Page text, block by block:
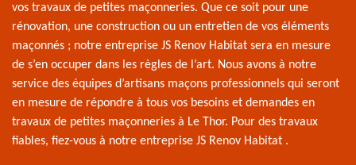
vos travaux de petites maçonneries. Que ce soit pour une
rénovation, une construction ou un entretien de vos éléments
maçonnés ; notre entreprise JS Renov Habitat sera en mesure
de s’en occuper dans les règles de l’art. Nous avons à notre
service des équipes d’artisans maçons professionnels qui seront
en mesure de répondre à tous vos besoins et demandes en
travaux de petites maçonneries à Le Thor. Pour des travaux
fiables, fiez-vous à notre entreprise JS Renov Habitat .